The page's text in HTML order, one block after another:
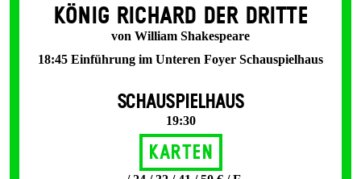
KÖNIG RICHARD DER DRITTE
von William Shakespeare
18:45 Einführung im Unteren Foyer Schauspielhaus
SCHAUSPIELHAUS
19:30
Karten